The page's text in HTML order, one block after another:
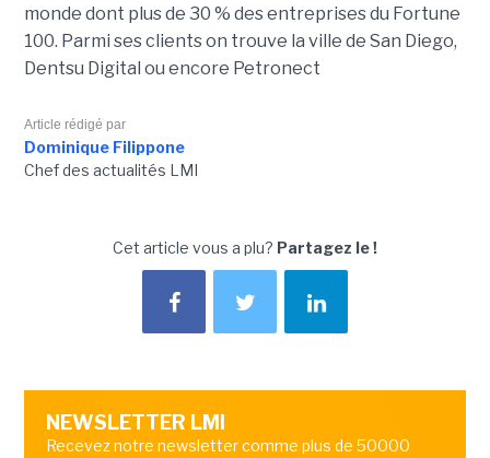
monde dont plus de 30 % des entreprises du Fortune
100. Parmi ses clients on trouve la ville de San Diego,
Dentsu Digital ou encore Petronect
Article rédigé par
Dominique Filippone
Chef des actualités LMI
Cet article vous a plu? Partagez le !
NEWSLETTER LMI
Recevez notre newsletter comme plus de 50000